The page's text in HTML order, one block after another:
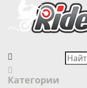
Категории